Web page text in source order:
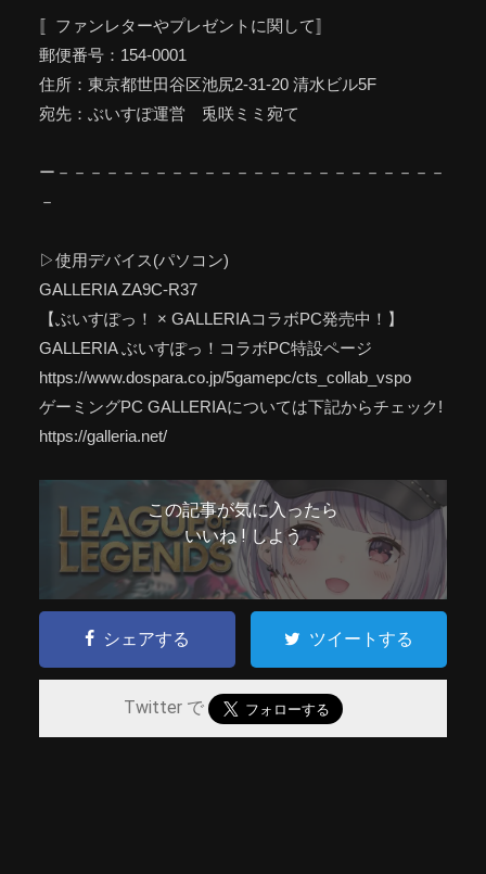
〚ファンレターやプレゼントに関して〛
郵便番号：154-0001
住所：東京都世田谷区池尻2-31-20 清水ビル5F
宛先：ぶいすぽ運営 兎咲ミミ宛て
ー－－－－－－－－－－－－－－－－－－－－－－－－
－
▷使用デバイス(パソコン)
GALLERIA ZA9C-R37
【ぶいすぽっ！ × GALLERIAコラボPC発売中！】
GALLERIA ぶいすぽっ！コラボPC特設ページ
https://www.dospara.co.jp/5gamepc/cts_collab_vspo
ゲーミングPC GALLERIAについては下記からチェック!
https://galleria.net/
この記事が気に入ったら
いいね ! しよう
シェアする ツイートする
Twitter で